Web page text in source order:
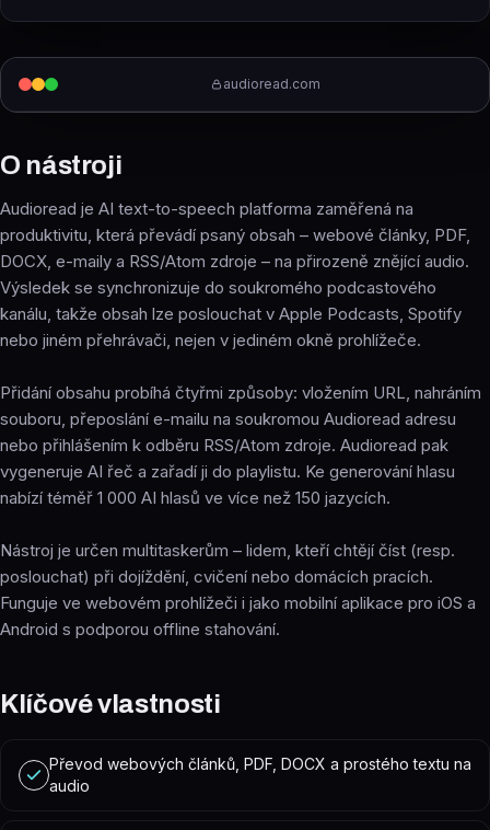
audioread.com
O nástroji
Audioread je AI text-to-speech platforma zaměřená na
produktivitu, která převádí psaný obsah – webové články, PDF,
DOCX, e-maily a RSS/Atom zdroje – na přirozeně znějící audio.
Výsledek se synchronizuje do soukromého podcastového
kanálu, takže obsah lze poslouchat v Apple Podcasts, Spotify
nebo jiném přehrávači, nejen v jediném okně prohlížeče.
Přidání obsahu probíhá čtyřmi způsoby: vložením URL, nahráním
souboru, přeposlání e-mailu na soukromou Audioread adresu
nebo přihlášením k odběru RSS/Atom zdroje. Audioread pak
vygeneruje AI řeč a zařadí ji do playlistu. Ke generování hlasu
nabízí téměř 1 000 AI hlasů ve více než 150 jazycích.
Nástroj je určen multitaskerům – lidem, kteří chtějí číst (resp.
poslouchat) při dojíždění, cvičení nebo domácích pracích.
Funguje ve webovém prohlížeči i jako mobilní aplikace pro iOS a
Android s podporou offline stahování.
Klíčové vlastnosti
Převod webových článků, PDF, DOCX a prostého textu na
audio